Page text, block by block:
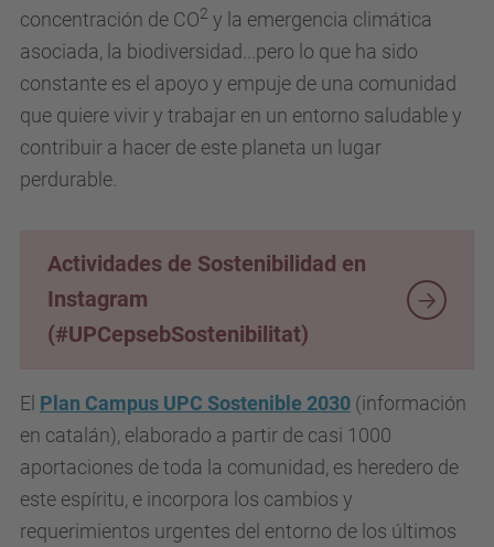
concentración de CO2 y la emergencia climática
asociada, la biodiversidad...pero lo que ha sido
constante es el apoyo y empuje de una comunidad
que quiere vivir y trabajar en un entorno saludable y
contribuir a hacer de este planeta un lugar
perdurable.
Actividades de Sostenibilidad en
Instagram
(#UPCepsebSostenibilitat)
El Plan Campus UPC Sostenible 2030 (información
en catalán), elaborado a partir de casi 1000
aportaciones de toda la comunidad, es heredero de
este espíritu, e incorpora los cambios y
requerimientos urgentes del entorno de los últimos